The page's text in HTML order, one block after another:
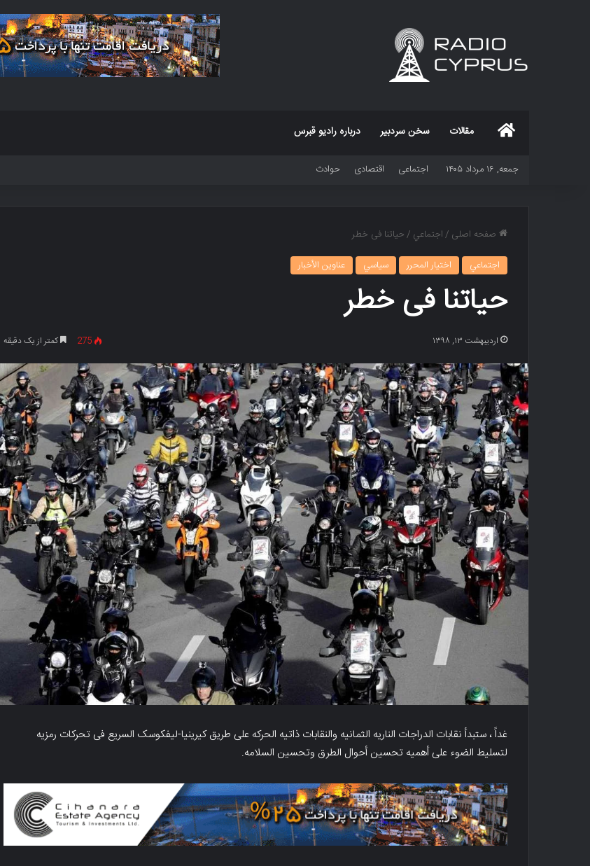
مقالات سخن سردبیر درباره رادیو قبرس
جمعه, ۱۶ مرداد ۱۴۰۵ اجتماعی اقتصادی حوادث
صفحه اصلی /اجتماعي /حیاتنا فی خطر
اجتماعي
اختيار المحرر سياسي عناوين الأخبار
حیاتنا فی خطر
اردیبهشت ۱۳, ۱۳۹۸ 275 کمتر از یک دقیقه
غداً ، ستبدأ نقابات الدراجات الناریه الثمانیه والنقابات ذاتیه الحرکه على طریق کیرینیا-لیفکوسک السریع فی تحرکات رمزیه
لتسلیط الضوء على أهمیه تحسین أحوال الطرق وتحسین السلامه.